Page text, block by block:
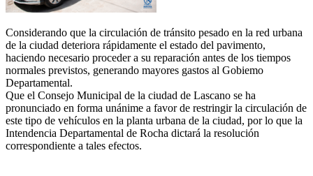
Considerando que la circulación de tránsito pesado en la red urbana
de la ciudad deteriora rápidamente el estado del pavimento,
haciendo necesario proceder a su reparación antes de los tiempos
normales previstos, generando mayores gastos al Gobiemo
Departamental.
Que el Consejo Municipal de la ciudad de Lascano se ha
pronunciado en forma unánime a favor de restringir la circulación de
este tipo de vehículos en la planta urbana de la ciudad, por lo que la
Intendencia Departamental de Rocha dictará la resolución
correspondiente a tales efectos.